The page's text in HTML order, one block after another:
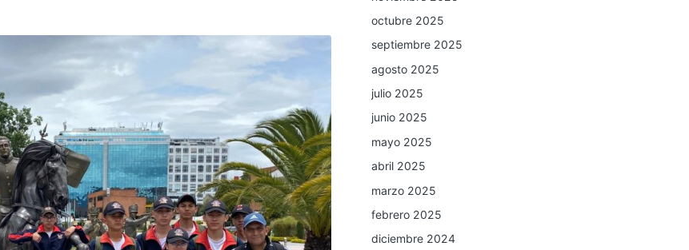
octubre 2025
septiembre 2025
agosto 2025
julio 2025
junio 2025
mayo 2025
abril 2025
marzo 2025
febrero 2025
diciembre 2024